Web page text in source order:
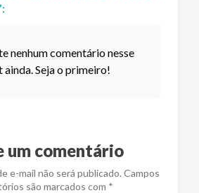
nenhum comentário nesse
ainda. Seja o primeiro!
um comentário
e-mail não será publicado. Campos
são marcados com *